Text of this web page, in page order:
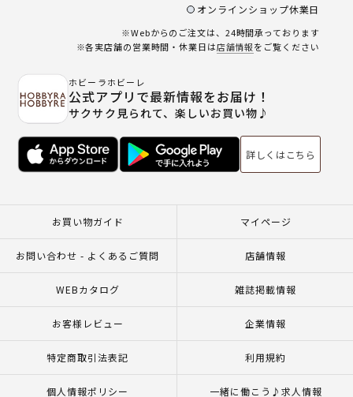
オンラインショップ休業日
※Webからのご注文は、24時間承っております
※各実店舗の営業時間・休業日は店舗情報をご覧ください
ホビーラホビーレ
公式アプリで最新情報をお届け！
サクサク見られて、楽しいお買い物♪
詳しくはこちら
お買い物ガイド マイページ
お問い合わせ - よくあるご質問 店舗情報
WEBカタログ 雑誌掲載情報
お客様レビュー 企業情報
特定商取引法表記 利用規約
個人情報ポリシー 一緒に働こう♪求人情報